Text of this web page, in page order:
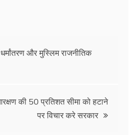
और मुस्लिम राजनीतिक
की 50 प्रतिशत सीमा को हटाने
पर विचार करे सरकार